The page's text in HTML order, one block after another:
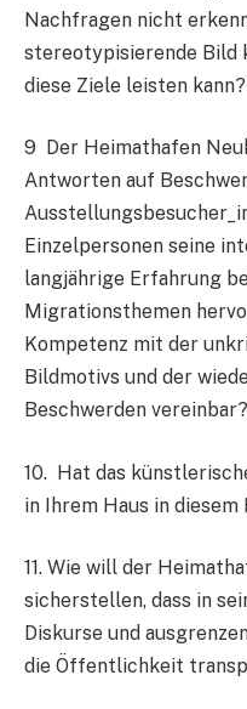
Nachfragen nicht
stereotypisierende Bild
diese Ziele leisten kann?
9 Der Heimathafen
Antworten auf
Einzelpersonen seine
langjährige Erfahrung
Migrationsthemen
Kompetenz mit der
Bildmotivs und der
Beschwerden vereinbar?
10. Hat das
in Ihrem Haus in
11. Wie will der
sicherstellen, dass in
Diskurse und
die Öffentlichkeit